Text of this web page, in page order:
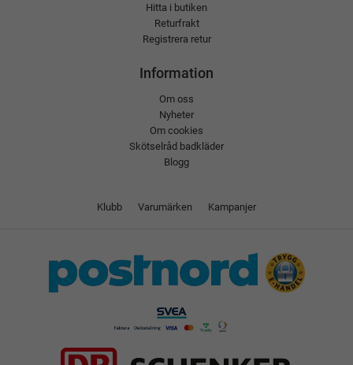
Hitta i butiken
Returfrakt
Registrera retur
Information
Om oss
Nyheter
Om cookies
Skötselråd badkläder
Blogg
Klubb Varumärken Kampanjer